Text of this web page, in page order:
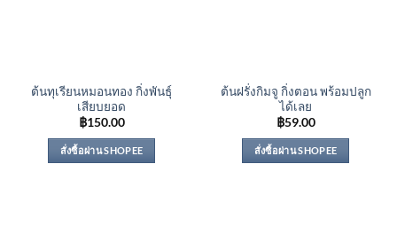
ต้นทุเรียนหมอนทอง กิ่งพันธุ์
เสียบยอด
฿150.00
สั่งซื้อผ่าน SHOPEE
ต้นฝรั่งกิมจู กิ่งตอน พร้อมปลูก
ได้เลย
฿59.00
สั่งซื้อผ่าน SHOPEE